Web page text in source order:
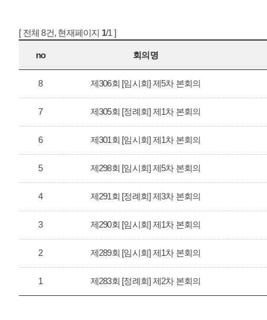
[ 전체 8건, 현재페이지 1/1 ]
no 회의명
8 제306회 [임시회] 제5차 본회의
7 제305회 [정례회] 제1차 본회의
6 제301회 [임시회] 제1차 본회의
5 제298회 [임시회] 제5차 본회의
4 제291회 [정례회] 제3차 본회의
3 제290회 [임시회] 제1차 본회의
2 제289회 [임시회] 제1차 본회의
1 제283회 [정례회] 제2차 본회의